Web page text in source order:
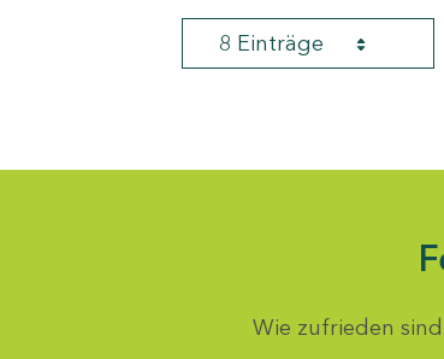
8 Einträge
Wie zufrieden